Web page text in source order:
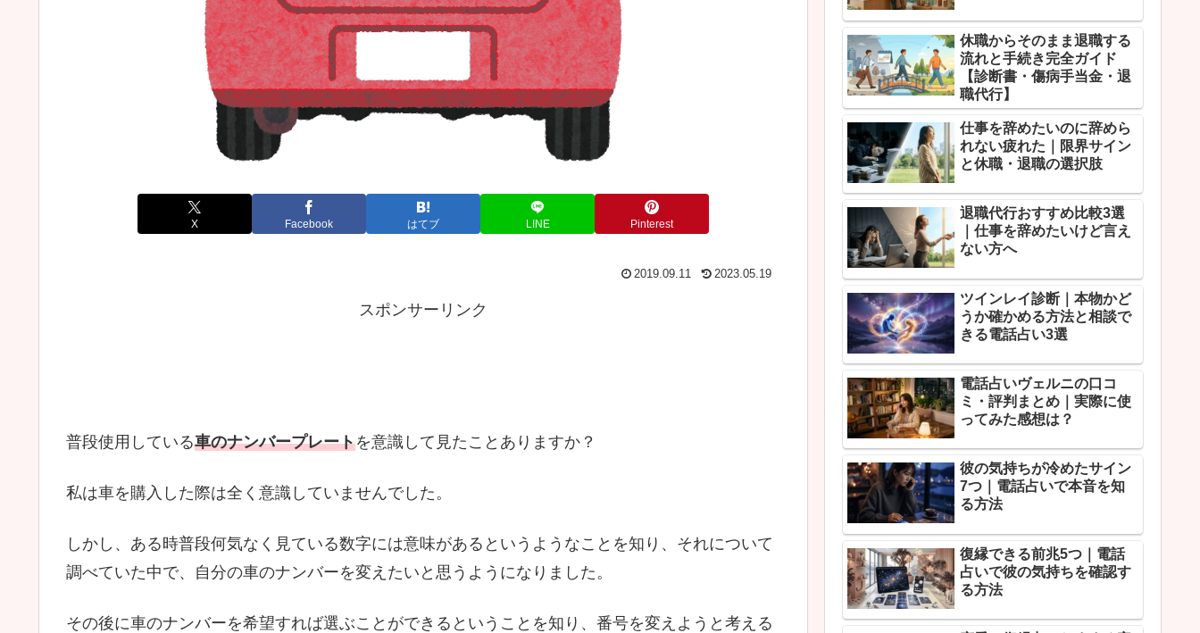
X Facebook はてブ LINE Pinterest
2019.09.11 2023.05.19
スポンサーリンク
普段使用している車のナンバープレートを意識して見たことありますか？
私は車を購入した際は全く意識していませんでした。
しかし、ある時普段何気なく見ている数字には意味があるというようなことを知り、それについて
調べていた中で、自分の車のナンバーを変えたいと思うようになりました。
その後に車のナンバーを希望すれば選ぶことができるということを知り、番号を変えようと考える
休職からそのまま退職する
流れと手続き完全ガイド
【診断書・傷病手当金・退
職代行】
仕事を辞めたいのに辞めら
れない疲れた｜限界サイン
と休職・退職の選択肢
退職代行おすすめ比較3選
｜仕事を辞めたいけど言え
ない方へ
ツインレイ診断｜本物かど
うか確かめる方法と相談で
きる電話占い3選
電話占いヴェルニの口コ
ミ・評判まとめ｜実際に使
ってみた感想は？
彼の気持ちが冷めたサイン
7つ｜電話占いで本音を知
る方法
復縁できる前兆5つ｜電話
占いで彼の気持ちを確認す
る方法